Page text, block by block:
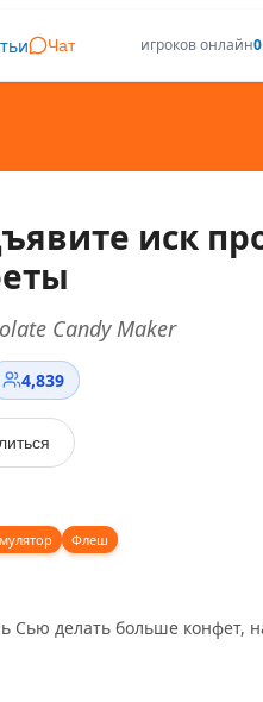
Чат игроков онлайн0
иск
Candy Maker
4,839
Флеш
делать больше конфет,